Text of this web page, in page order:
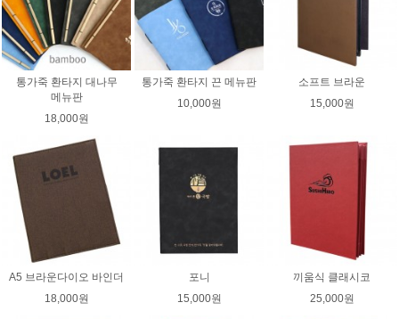
통가죽 환타지 대나무
메뉴판
18,000원
통가죽 환타지 끈 메뉴판
10,000원
소프트 브라운
15,000원
A5 브라운다이오 바인더
18,000원
포니
15,000원
끼움식 클래시코
25,000원